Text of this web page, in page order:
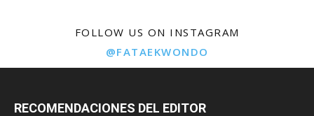
FOLLOW US ON INSTAGRAM
@FATAEKWONDO
RECOMENDACIONES DEL EDITOR